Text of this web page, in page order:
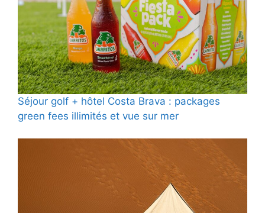
Séjour golf + hôtel Costa Brava : packages
green fees illimités et vue sur mer